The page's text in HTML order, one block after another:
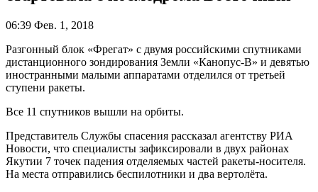
06:39 Фев. 1, 2018
Разгонный блок «Фрегат» с двумя российскими спутниками
дистанционного зондирования Земли «Канопус-В» и девятью
иностранными малыми аппаратами отделился от третьей
ступени ракеты.
Все 11 спутников вышли на орбиты.
Представитель Службы спасения рассказал агентству РИА
Новости, что специалисты зафиксировали в двух районах
Якутии 7 точек падения отделяемых частей ракеты-носителя.
На места отправились беспилотники и два вертолёта.